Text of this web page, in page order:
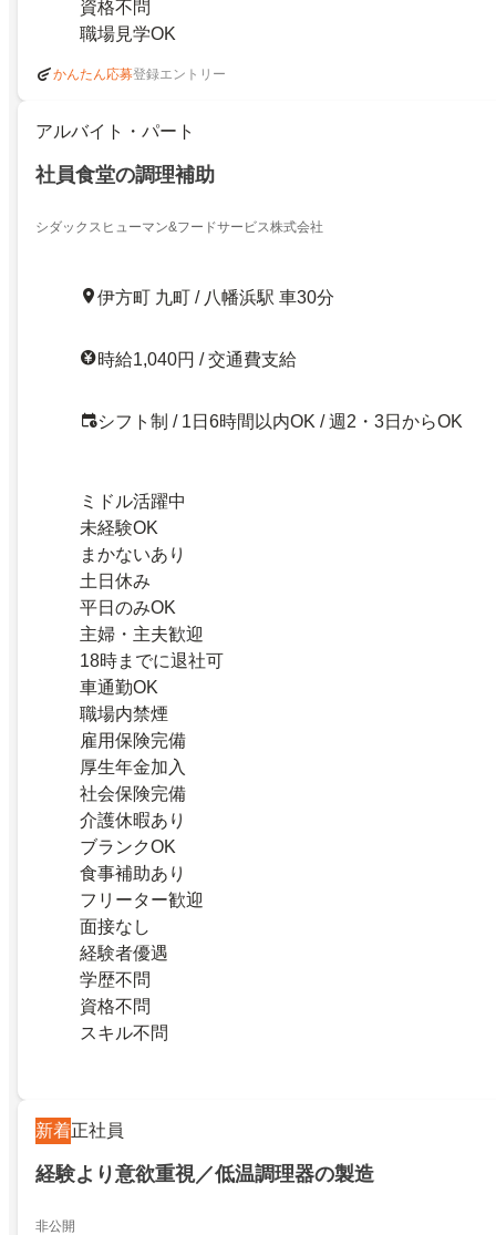
資格不問
職場見学OK
かんたん応募登録エントリー
アルバイト・パート
社員食堂の調理補助
シダックスヒューマン&フードサービス株式会社
伊方町 九町 / 八幡浜駅 車30分
時給1,040円 / 交通費支給
シフト制 / 1日6時間以内OK / 週2・3日からOK
ミドル活躍中
未経験OK
まかないあり
土日休み
平日のみOK
主婦・主夫歓迎
18時までに退社可
車通勤OK
職場内禁煙
雇用保険完備
厚生年金加入
社会保険完備
介護休暇あり
ブランクOK
食事補助あり
フリーター歓迎
面接なし
経験者優遇
学歴不問
資格不問
スキル不問
新着正社員
経験より意欲重視／低温調理器の製造
非公開